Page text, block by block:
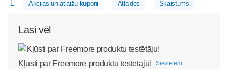
Akcijas-un-atlaižu-kuponi Atlaides Skaistums
Lasi vēl
Kļūsti par Freemore produktu testētāju! Sievietēm